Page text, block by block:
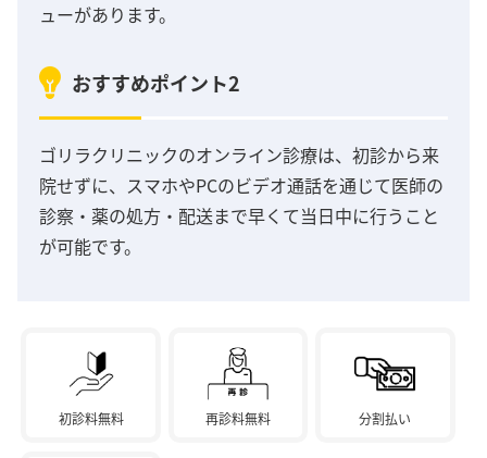
ューがあります。
おすすめポイント2
ゴリラクリニックのオンライン診療は、初診から来
院せずに、スマホやPCのビデオ通話を通じて医師の
診察・薬の処方・配送まで早くて当日中に行うこと
が可能です。
初診料無料 再診料無料 分割払い